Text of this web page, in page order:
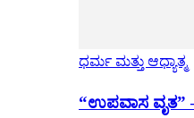
ಧರ್ಮ ಮತ್ತು ಆಧ್ಯಾತ್ಮ
“ಉಪವಾಸ ವೃತ”